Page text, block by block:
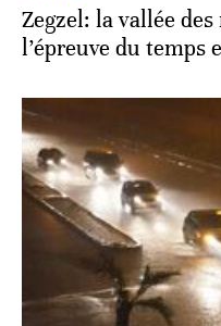
Zegzel: la vallée
l’épreuve du temps